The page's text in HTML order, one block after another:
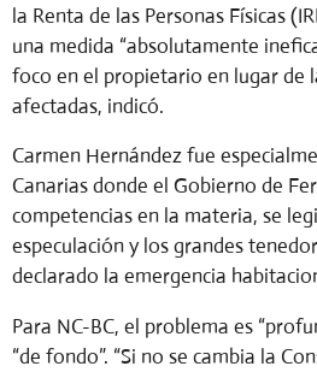
la Renta de las Personas Físicas
una medida “absolutamente
foco en el propietario en lugar de
afectadas, indicó.
Carmen Hernández fue
Canarias donde el Gobierno de
competencias en la materia, se
especulación y los grandes
declarado la emergencia
Para NC-BC, el problema es
“de fondo”. “Si no se cambia la